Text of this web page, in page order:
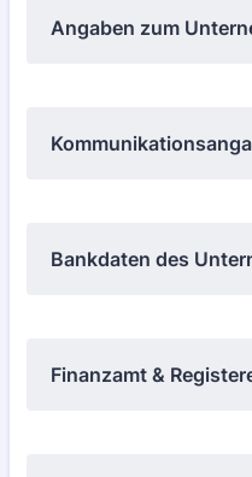
Angaben zum
Bankdaten des
Finanzamt &